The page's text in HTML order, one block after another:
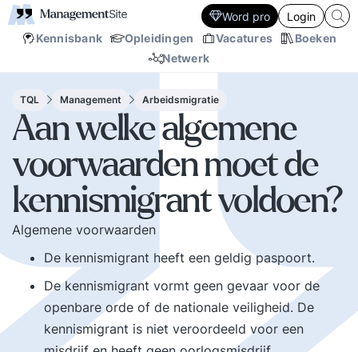
Kennisbank Opleidingen Vacatures
Boeken
Netwerk
Word pro Login
TQL Management Arbeidsmigratie
Aan welke algemene
voorwaarden moet de
kennismigrant voldoen?
Algemene voorwaarden
De kennismigrant heeft een geldig paspoort.
De kennismigrant vormt geen gevaar voor de
openbare orde of de nationale veiligheid. De
kennismigrant is niet veroordeeld voor een